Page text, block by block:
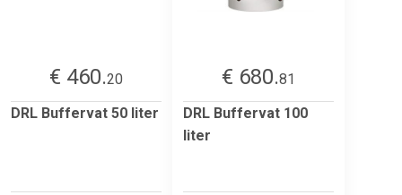
€ 460.20
DRL Buffervat 50 liter
€ 680.81
DRL Buffervat 100
liter